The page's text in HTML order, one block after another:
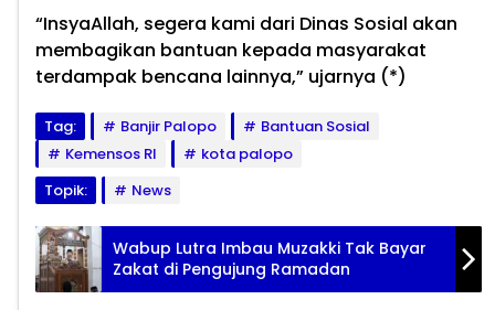
“InsyaAllah, segera kami dari Dinas Sosial akan
membagikan bantuan kepada masyarakat
terdampak bencana lainnya,” ujarnya (*)
Tag: Banjir Palopo
Bantuan Sosial
Kemensos RI
kota palopo
Topik:
News
Wabup Lutra Imbau Muzakki Tak Bayar
Zakat di Pengujung Ramadan